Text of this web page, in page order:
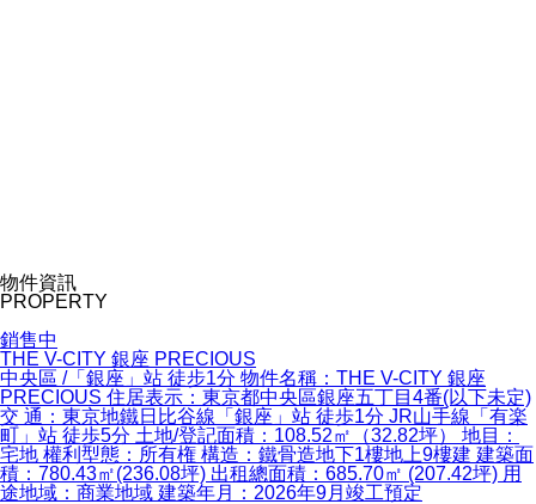
物件資訊
PROPERTY
銷售中
THE V-CITY 銀座 PRECIOUS
中央區 /「銀座」站 徒步1分 物件名稱：THE V-CITY 銀座
PRECIOUS 住居表示：東京都中央區銀座五丁目4番(以下未定)
交 通：東京地鐵日比谷線「銀座」站 徒歩1分 JR山手線「有楽
町」站 徒歩5分 土地/登記面積：108.52㎡（32.82坪） 地目：
宅地 權利型態：所有権 構造：鐵骨造地下1樓地上9樓建 建築面
積：780.43㎡(236.08坪) 出租總面積：685.70㎡ (207.42坪) 用
途地域：商業地域 建築年月：2026年9月竣工預定